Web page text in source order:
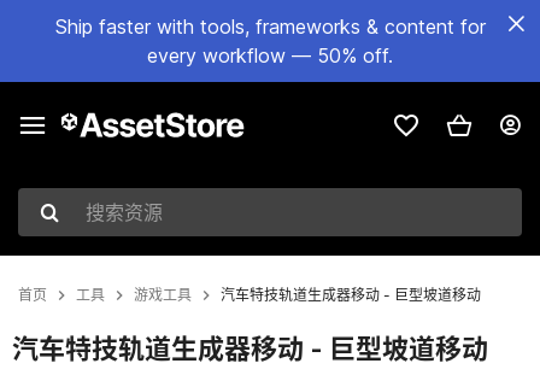
Ship faster with tools, frameworks & content for
every workflow — 50% off.
搜索资源
首页 工具 游戏工具 汽车特技轨道生成器移动 - 巨型坡道移动
汽车特技轨道生成器移动 - 巨型坡道移动